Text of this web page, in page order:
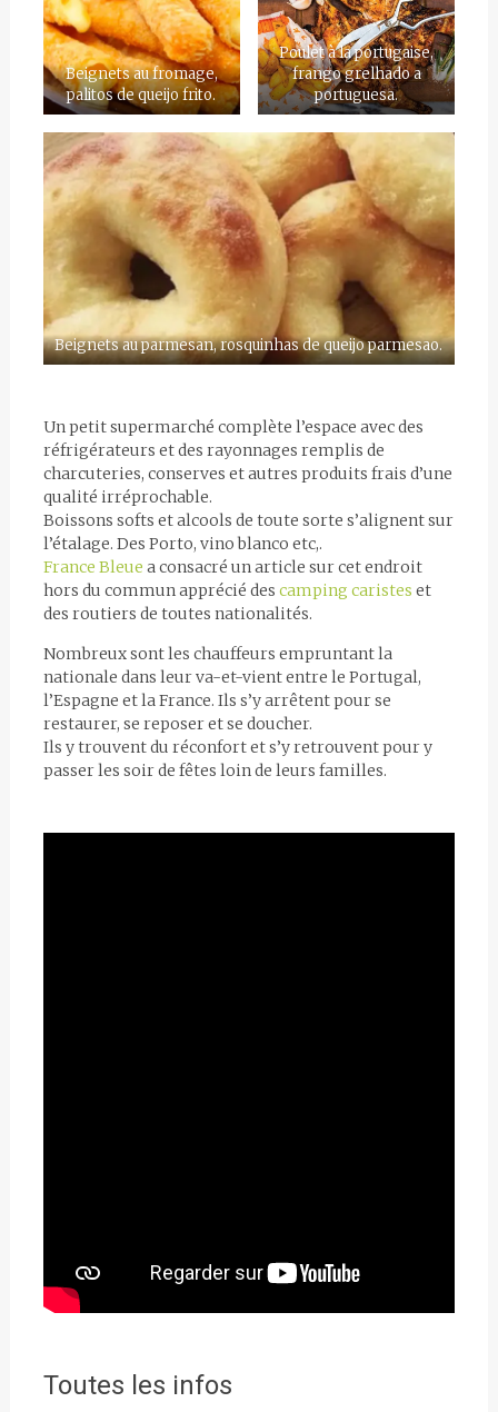
Beignets au fromage,
palitos de queijo frito.
Poulet à la portugaise,
frango grelhado a
portuguesa.
Beignets au parmesan, rosquinhas de queijo parmesao.
Un petit supermarché complète l’espace avec des
réfrigérateurs et des rayonnages remplis de
charcuteries, conserves et autres produits frais d’une
qualité irréprochable.
Boissons softs et alcools de toute sorte s’alignent sur
l’étalage. Des Porto, vino blanco etc,.
France Bleue a consacré un article sur cet endroit
hors du commun apprécié des camping caristes et
des routiers de toutes nationalités.
Nombreux sont les chauffeurs empruntant la
nationale dans leur va-et-vient entre le Portugal,
l’Espagne et la France. Ils s’y arrêtent pour se
restaurer, se reposer et se doucher.
Ils y trouvent du réconfort et s’y retrouvent pour y
passer les soir de fêtes loin de leurs familles.
Toutes les infos